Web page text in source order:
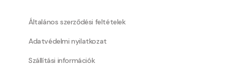
Általános szerződési feltételek
Adatvédelmi nyilatkozat
Szállítási információk